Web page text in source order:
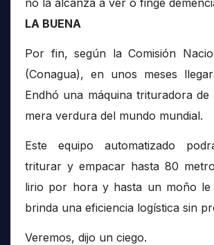
no la alcanza a ver o finge
LA BUENA
Por fin, según la Comisión
(Conagua), en unos meses
Endhó una máquina trituradora
mera verdura del mundo mundial.
Este equipo automatizado
triturar y empacar hasta 80
lirio por hora y hasta un moño le
brinda una eficiencia logística sin
Veremos, dijo un ciego.